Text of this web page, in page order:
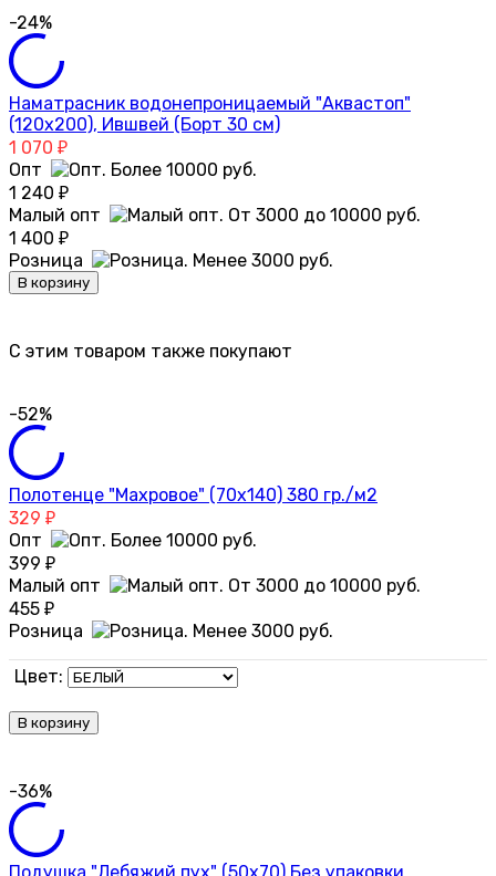
-24%
Наматрасник водонепроницаемый "Аквастоп"
(120х200), Ившвей (Борт 30 см)
1 070 ₽
Опт
1 240 ₽
Малый опт
1 400 ₽
Розница
В корзину
C этим товаром также покупают
-52%
Полотенце "Махровое" (70х140) 380 гр./м2
329 ₽
Опт
399 ₽
Малый опт
455 ₽
Розница
Цвет:
В корзину
-36%